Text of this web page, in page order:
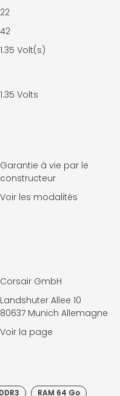
22
42
1.35 Volt(s)
1.35 Volts
Garantie à vie par le
constructeur
Voir les modalités
Corsair GmbH
Landshuter Allee 10
80637 Munich Allemagne
Voir la page
RAM 64 Go